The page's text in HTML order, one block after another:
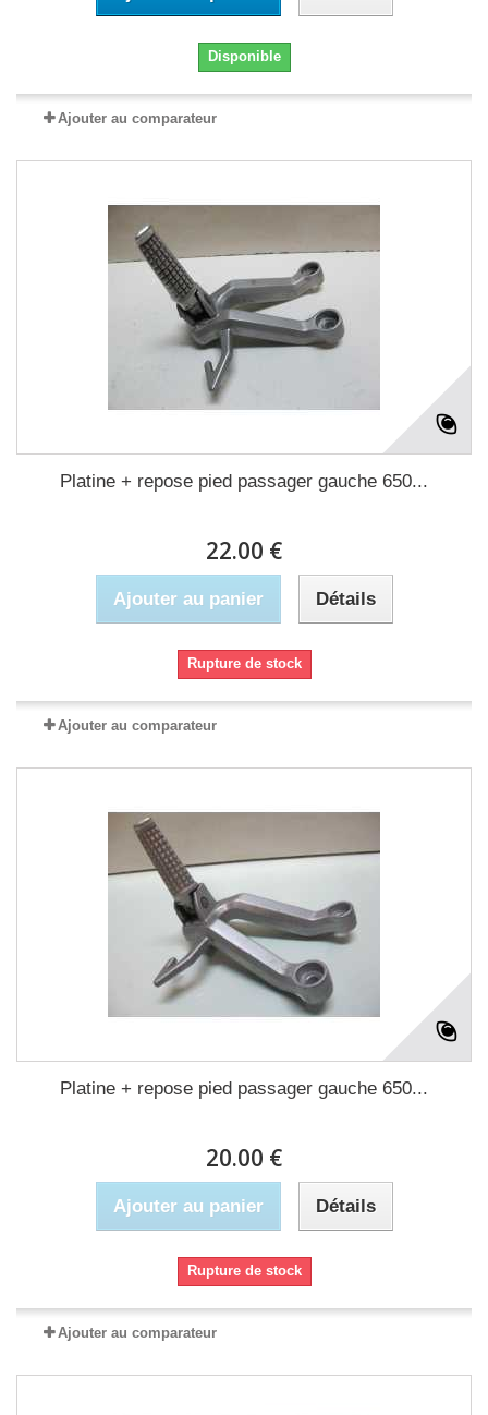
Disponible
Ajouter au comparateur
Platine + repose pied passager gauche 650...
22.00 €
Ajouter au panier Détails
Rupture de stock
Ajouter au comparateur
Platine + repose pied passager gauche 650...
20.00 €
Ajouter au panier Détails
Rupture de stock
Ajouter au comparateur